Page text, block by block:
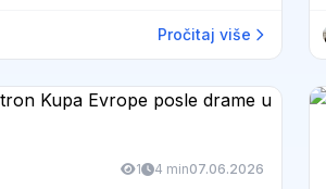
Pročitaj više
1 4 min07.06.2026